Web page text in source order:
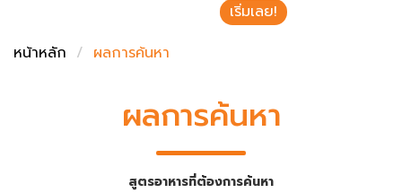
เริ่มเลย!
หน้าหลัก
ผลการค้นหา
ผลการค้นหา
สูตรอาหารที่ต้องการค้นหา